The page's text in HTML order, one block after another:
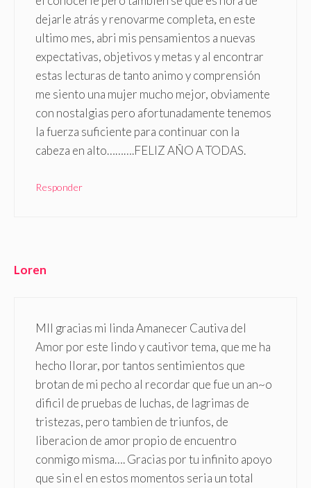
dejarle atrás y renovarme completa, en este
ultimo mes, abri mis pensamientos a nuevas
expectativas, objetivos y metas y al encontrar
estas lecturas de tanto animo y comprensión
me siento una mujer mucho mejor, obviamente
con nostalgias pero afortunadamente tenemos
la fuerza suficiente para continuar con la
cabeza en alto……….FELIZ AÑO A TODAS.
Responder
Loren
MIl gracias mi linda Amanecer Cautiva del
Amor por este lindo y cautivor tema, que me ha
hecho llorar, por tantos sentimientos que
brotan de mi pecho al recordar que fue un an~o
dificil de pruebas de luchas, de lagrimas de
tristezas, pero tambien de triunfos, de
liberacion de amor propio de encuentro
conmigo misma…. Gracias por tu infinito apoyo
que sin el en estos momentos seria un total